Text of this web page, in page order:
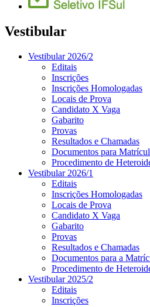
Vestibular
Vestibular 2026/2
Editais
Inscrições
Inscrições Homologadas
Locais de Prova
Candidato X Vaga
Gabarito
Provas
Resultados e Chamadas
Documentos para
Procedimento de
Vestibular 2026/1
Editais
Inscrições Homologadas
Locais de Prova
Candidato X Vaga
Gabarito
Provas
Resultados e Chamadas
Documentos para a
Procedimento de
Vestibular 2025/2
Editais
Inscrições